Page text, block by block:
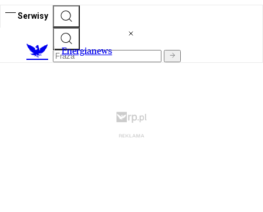
Serwisy
Energianews